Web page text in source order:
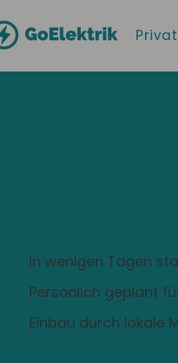
Privat
In wenigen Tagen
Persönlich geplant
Einbau durch lokale